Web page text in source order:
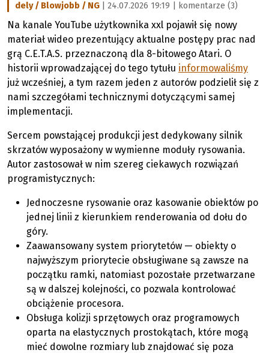
dely / Blowjobb / NG | 24.07.2026 19:19 | komentarze (3)
Na kanale YouTube użytkownika xxl pojawił się nowy
materiał wideo prezentujący aktualne postępy prac nad
grą C.E.T.A.S. przeznaczoną dla 8-bitowego Atari. O
historii wprowadzającej do tego tytułu informowaliśmy
już wcześniej, a tym razem jeden z autorów podzielił się z
nami szczegółami technicznymi dotyczącymi samej
implementacji.
Sercem powstającej produkcji jest dedykowany silnik
skrzatów wyposażony w wymienne moduły rysowania.
Autor zastosował w nim szereg ciekawych rozwiązań
programistycznych:
Jednoczesne rysowanie oraz kasowanie obiektów po
jednej linii z kierunkiem renderowania od dołu do
góry.
Zaawansowany system priorytetów — obiekty o
najwyższym priorytecie obsługiwane są zawsze na
początku ramki, natomiast pozostałe przetwarzane
są w dalszej kolejności, co pozwala kontrolować
obciążenie procesora.
Obsługa kolizji sprzętowych oraz programowych
oparta na elastycznych prostokątach, które mogą
mieć dowolne rozmiary lub znajdować się poza